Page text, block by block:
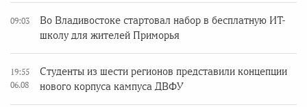
09:03
Во Владивостоке стартовал набор в бесплатную ИТ-
школу для жителей Приморья
19:55
06.08
Студенты из шести регионов представили концепции
нового корпуса кампуса ДВФУ